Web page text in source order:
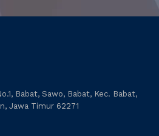
Babat, Sawo, Babat, Kec. Babat,
Jawa Timur 62271